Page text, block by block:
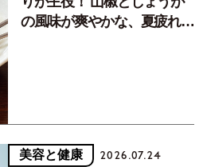
の風味が爽やかな、夏疲れを
美容と健康 2026.07.24